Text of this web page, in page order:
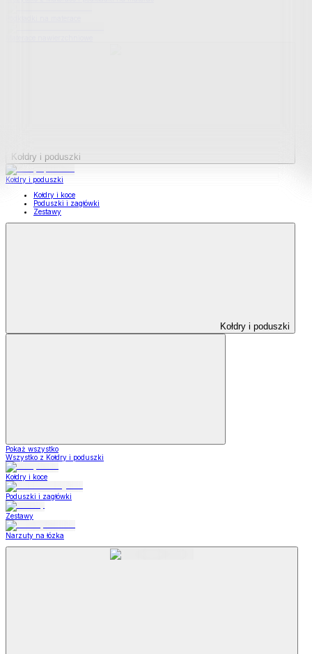
Kołdry i poduszki
Kołdry i poduszki
Kołdry i koce
Poduszki i zagłówki
Zestawy
Kołdry i poduszki
Pokaż wszystko
Wszystko z Kołdry i poduszki
Kołdry i koce
Poduszki i zagłówki
Zestawy
Narzuty na łózka